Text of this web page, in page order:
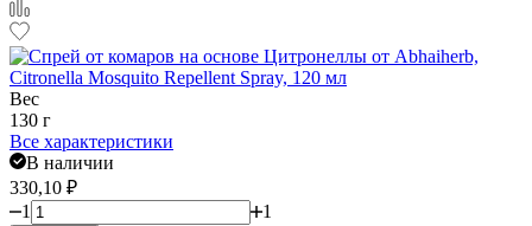
Вес
130 г
Все характеристики
В наличии
330,10 ₽
1
1